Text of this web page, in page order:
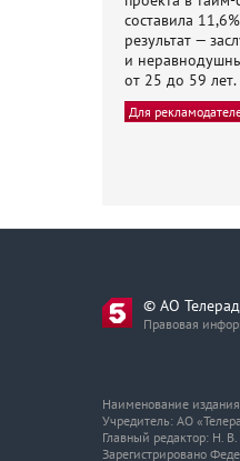
составила
результат —
и
от 25 до 59 лет.
Для
© АО
Правовая
Наименование
Учредитель: АО
Главный редактор: Н.
Зарегистрировано